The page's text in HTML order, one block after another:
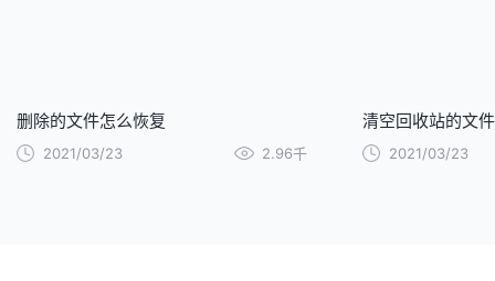
删除的文件怎么恢复
2021/03/23 2.96千
清空回收站的文
2021/03/23